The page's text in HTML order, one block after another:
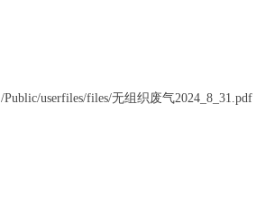
/Public/userfiles/files/无组织废气2024_8_31.pdf